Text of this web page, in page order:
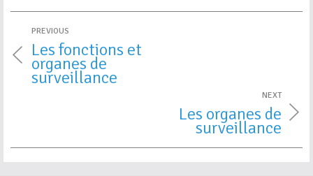
PREVIOUS
Les fonctions et
organes de
surveillance
NEXT
Les organes de
surveillance